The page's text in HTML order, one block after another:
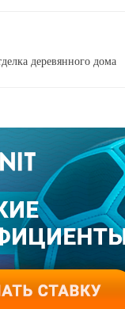
деревянного дома